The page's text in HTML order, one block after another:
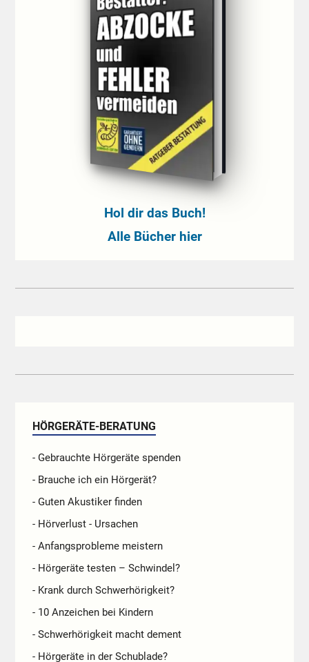
Hol dir das Buch!
Alle Bücher hier
HÖRGERÄTE-BERATUNG
- Gebrauchte Hörgeräte spenden
- Brauche ich ein Hörgerät?
- Guten Akustiker finden
- Hörverlust - Ursachen
- Anfangsprobleme meistern
- Hörgeräte testen – Schwindel?
- Krank durch Schwerhörigkeit?
- 10 Anzeichen bei Kindern
- Schwerhörigkeit macht dement
- Hörgeräte in der Schublade?